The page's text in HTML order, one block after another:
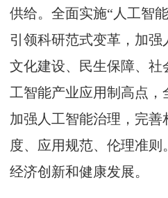
供给。全面实施“人工智
引领科研范式变革，加强
文化建设、民生保障、社
工智能产业应用制高点，
加强人工智能治理，完善
度、应用规范、伦理准
经济创新和健康发展。